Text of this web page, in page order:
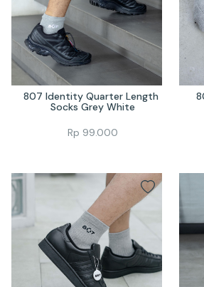
807 Identity Quarter Length
Socks Grey White
Rp 99.000